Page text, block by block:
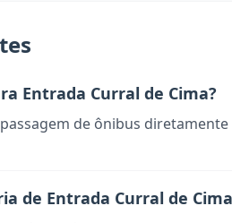
Entrada Curral de Cima?
de ônibus
de Entrada Curral de